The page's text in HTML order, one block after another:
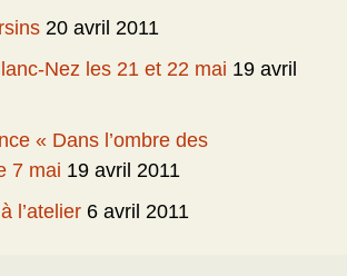
20 avril 2011
Nez les 21 et 22 mai 19 avril
« Dans l’ombre des
7 mai 19 avril 2011
l’atelier 6 avril 2011